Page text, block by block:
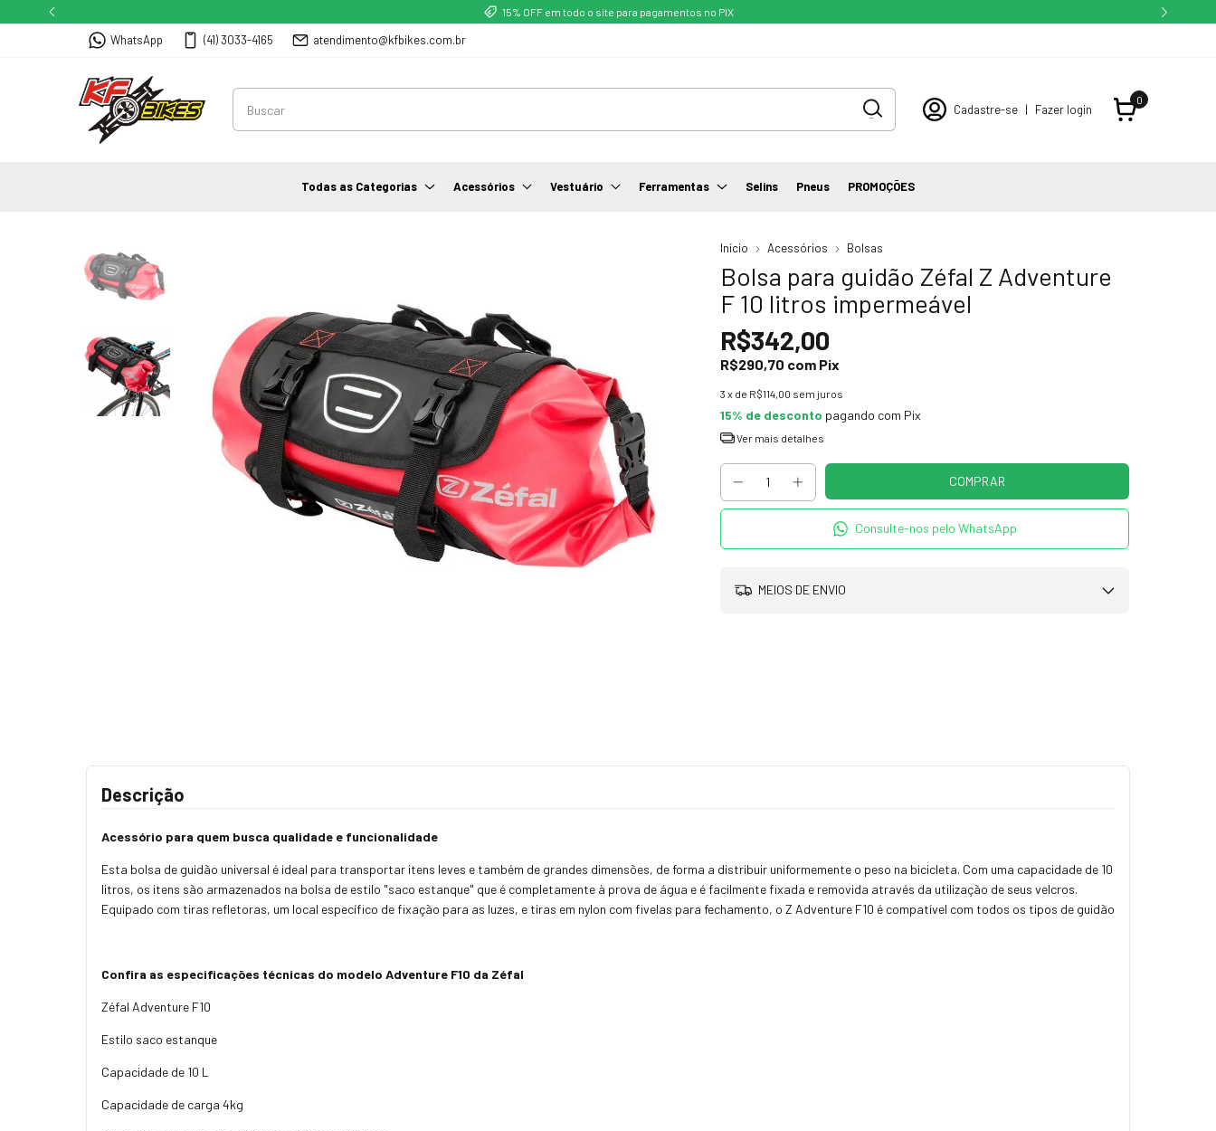
15% OFF em todo o site para pagamentos no PIX
WhatsApp (41) 3033-4165 atendimento@kfbikes.com.br
Cadastre-se | Fazer login
0
Todas as Categorias Acessórios Vestuário Ferramentas Selins Pneus PROMOÇÕES
Início Acessórios Bolsas
Bolsa para guidão Zéfal Z Adventure
F 10 litros impermeável
R$342,00
R$290,70 com Pix
3 x de R$114,00 sem juros
15% de desconto pagando com Pix
Ver mais detalhes
Consulte-nos pelo WhatsApp
MEIOS DE ENVIO
Descrição
Acessório para quem busca qualidade e funcionalidade
Esta bolsa de guidão universal é ideal para transportar itens leves e também de grandes dimensões, de forma a distribuir uniformemente o peso na bicicleta. Com uma capacidade de 10
litros, os itens são armazenados na bolsa de estilo "saco estanque" que é completamente à prova de água e é facilmente fixada e removida através da utilização de seus velcros.
Equipado com tiras refletoras, um local específico de fixação para as luzes, e tiras em nylon com fivelas para fechamento, o Z Adventure F10 é compatível com todos os tipos de guidão
Confira as especificações técnicas do modelo Adventure F10 da Zéfal
Zéfal Adventure F10
Estilo saco estanque
Capacidade de 10 L
Capacidade de carga 4kg